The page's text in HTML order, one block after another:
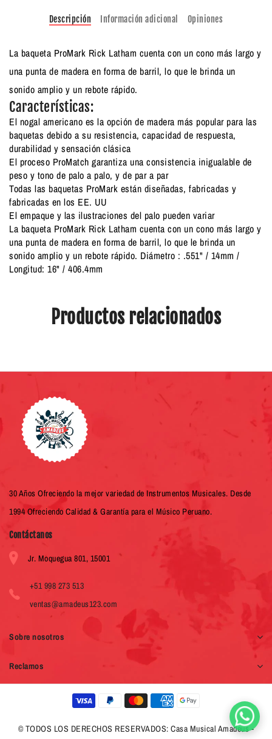
Descripción Información adicional Opiniones
La baqueta ProMark Rick Latham cuenta con un cono más largo y
una punta de madera en forma de barril, lo que le brinda un
sonido amplio y un rebote rápido.
Características:
El nogal americano es la opción de madera más popular para las
baquetas debido a su resistencia, capacidad de respuesta,
durabilidad y sensación clásica
El proceso ProMatch garantiza una consistencia inigualable de
peso y tono de palo a palo, y de par a par
Todas las baquetas ProMark están diseñadas, fabricadas y
fabricadas en los EE. UU
El empaque y las ilustraciones del palo pueden variar
La baqueta ProMark Rick Latham cuenta con un cono más largo y
una punta de madera en forma de barril, lo que le brinda un
sonido amplio y un rebote rápido. Diámetro : .551" / 14mm /
Longitud: 16" / 406.4mm
Productos relacionados
30 Años Ofreciendo la mejor variedad de Instrumentos Musicales. Desde
1994 Ofreciendo Calidad & Garantía para el Músico Peruano.
Contáctanos
Jr. Moquegua 801, 15001
+51 998 273 513
ventas@amadeus123.com
Sobre nosotros
Reclamos
© TODOS LOS DERECHOS RESERVADOS: Casa Musical Amadeus -